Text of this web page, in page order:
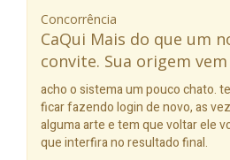
Concorrência
CaQui Mais do que um
convite. Sua origem
acho o sistema um pouco chato.
ficar fazendo login de novo, as
alguma arte e tem que voltar ele
que interfira no resultado final.